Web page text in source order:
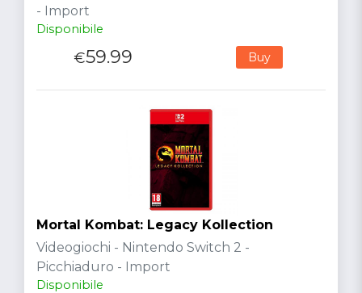
- Import
Disponibile
€59.99 Buy
Mortal Kombat: Legacy Kollection
Videogiochi - Nintendo Switch 2 -
Picchiaduro - Import
Disponibile